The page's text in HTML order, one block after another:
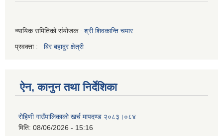
न्यायिक समितिको संयोजक : श्री शिवकान्ति चमार
प्रवक्ता : बिर बहादुर क्षेत्री
ऐन, कानुन तथा निर्देशिका
रोहिणी गाउँपालिकाको खर्च मापदण्ड २०८३।०८४
मिति: 08/06/2026 - 15:16